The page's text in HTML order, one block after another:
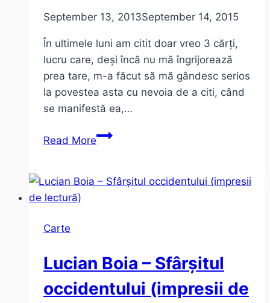
September 13, 2013September 14, 2015
În ultimele luni am citit doar vreo 3 cărți,
lucru care, deși încă nu mă îngrijorează
prea tare, m-a făcut să mă gândesc serios
la povestea asta cu nevoia de a citi, când
se manifestă ea,…
Read MoreNevoia
citi
Carte
Lucian Boia – Sfârșitul
occidentului (impresii de